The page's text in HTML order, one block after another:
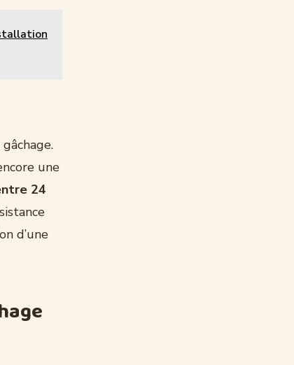
une
24
d’une